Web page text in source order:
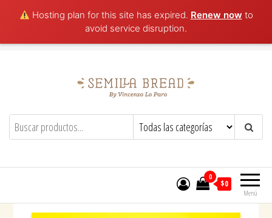
Hosting plan for this site has expired. Renew now to
avoid service disruption.
Menú
0
$0